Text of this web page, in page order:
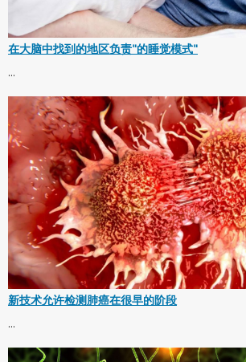
在大脑中找到的地区负责"的睡觉模式"
...
新技术允许检测肺癌在很早的阶段
...